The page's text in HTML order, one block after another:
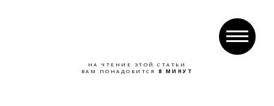
НА ЧТЕНИЕ ЭТОЙ СТАТЬИ
ВАМ ПОНАДОБИТСЯ 8 МИНУТ